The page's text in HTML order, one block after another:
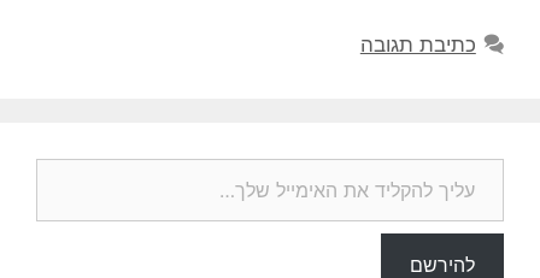
כתיבת תגובה
עליך להקליד את האימייל שלך…
להירשם